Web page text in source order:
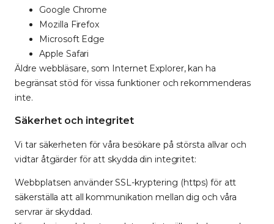
Google Chrome
Mozilla Firefox
Microsoft Edge
Apple Safari
Äldre webbläsare, som Internet Explorer, kan ha
begränsat stöd för vissa funktioner och rekommenderas
inte.
Säkerhet och integritet
Vi tar säkerheten för våra besökare på största allvar och
vidtar åtgärder för att skydda din integritet:
Webbplatsen använder SSL-kryptering (https) för att
säkerställa att all kommunikation mellan dig och våra
servrar är skyddad.